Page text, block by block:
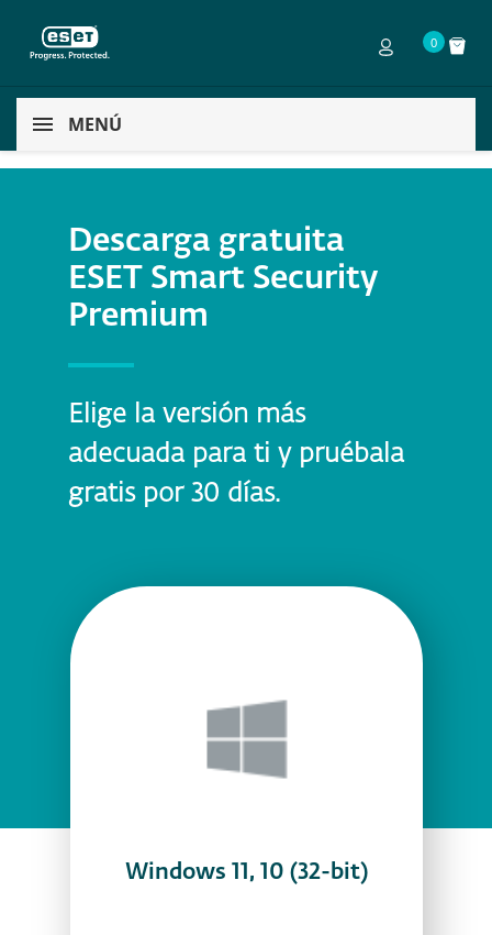
0
MENÚ
Descarga gratuita
ESET Smart Security
Premium
Elige la versión más
adecuada para ti y pruébala
gratis por 30 días.
Windows 11, 10 (32-bit)